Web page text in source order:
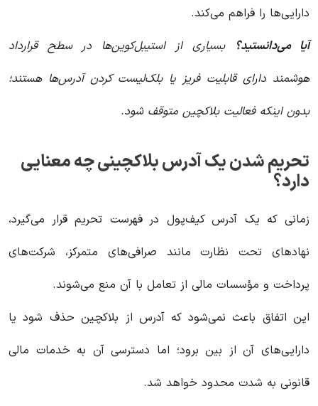
دارایی‌ها را فراهم می‌کند.
آیا می‌دانستید؟
بسیاری از استیبل‌کوین‌ها در سطح قرارداد
هوشمند دارای قابلیت فریز یا بلک‌لیست کردن آدرس‌ها هستند؛
بدون اینکه فعالیت بلاکچین متوقف شود.
تحریم شدن یک آدرس بلاکچینی چه معنایی
دارد؟
زمانی که یک آدرس کیف‌پول در فهرست تحریم قرار می‌گیرد،
نهادهای تحت نظارت مانند صرافی‌های متمرکز، شرکت‌های
پرداخت و مؤسسات مالی از تعامل با آن منع می‌شوند.
این اتفاق باعث نمی‌شود که آدرس از بلاکچین حذف شود یا
دارایی‌های آن از بین برود؛ اما دسترسی آن به خدمات مالی
قانونی به شدت محدود خواهد شد.